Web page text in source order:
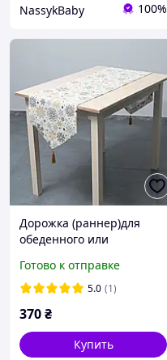
NassykBaby 100%
Дорожка (раннер)для
обеденного или
водоотталкивающая
ткань / снежинки на
Готово к отправке
5.0 (1)
370₴
Купить